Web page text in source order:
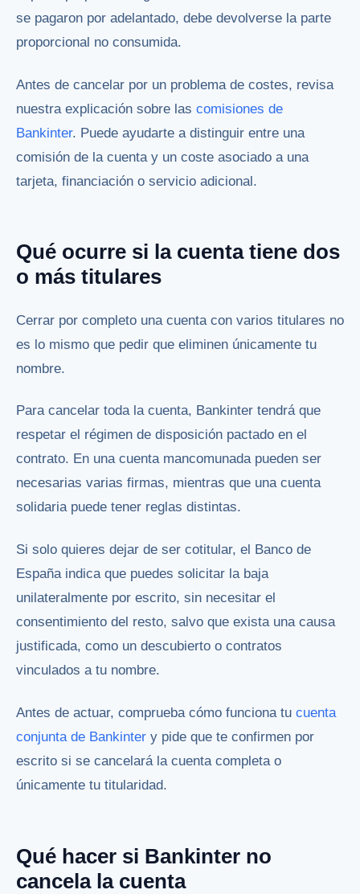
se pagaron por adelantado, debe devolverse la parte
proporcional no consumida.
Antes de cancelar por un problema de costes, revisa
nuestra explicación sobre las comisiones de
Bankinter. Puede ayudarte a distinguir entre una
comisión de la cuenta y un coste asociado a una
tarjeta, financiación o servicio adicional.
Qué ocurre si la cuenta tiene dos
o más titulares
Cerrar por completo una cuenta con varios titulares no
es lo mismo que pedir que eliminen únicamente tu
nombre.
Para cancelar toda la cuenta, Bankinter tendrá que
respetar el régimen de disposición pactado en el
contrato. En una cuenta mancomunada pueden ser
necesarias varias firmas, mientras que una cuenta
solidaria puede tener reglas distintas.
Si solo quieres dejar de ser cotitular, el Banco de
España indica que puedes solicitar la baja
unilateralmente por escrito, sin necesitar el
consentimiento del resto, salvo que exista una causa
justificada, como un descubierto o contratos
vinculados a tu nombre.
Antes de actuar, comprueba cómo funciona tu cuenta
conjunta de Bankinter y pide que te confirmen por
escrito si se cancelará la cuenta completa o
únicamente tu titularidad.
Qué hacer si Bankinter no
cancela la cuenta